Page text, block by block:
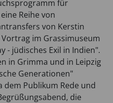
für
Reihe von
von Kerstin
im Grassimuseum
- jüdisches Exil in Indien".
in Grimma und in Leipzig
Generationen"
dem Publikum Rede und
die